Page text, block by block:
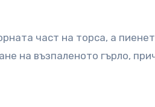
част на торса, а
на възпаленото гърло,